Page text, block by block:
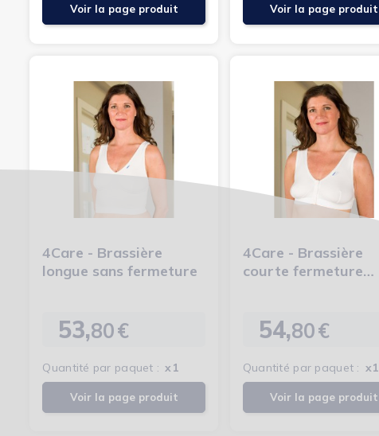
Voir la page produit Voir la page produit
4Care - Brassière
longue sans fermeture
Prix
53,80€
Quantité par paquet : x1
Voir la page produit
4Care - Brassière
courte fermeture
Prix
54,80€
Quantité par paquet : x1
Voir la page produit